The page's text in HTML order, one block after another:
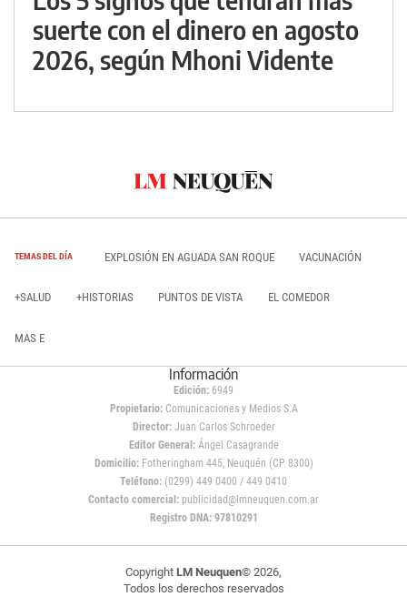
suerte con el dinero en agosto
2026, según Mhoni Vidente
TEMAS DEL DÍA EXPLOSIÓN EN AGUADA SAN ROQUE VACUNACIÓN
+SALUD +HISTORIAS PUNTOS DE VISTA EL COMEDOR
MAS E
Información
Edición: 6949
Propietario:Comunicaciones y Medios S.A
Director: Juan Carlos Schroeder
Editor General:Ángel Casagrande
Domicilio:Fotheringham 445, Neuquén (CP 8300)
Teléfono: (0299) 449 0400 / 449 0410
Contacto comercial: publicidad@lmneuquen.com.ar
Registro DNA: 97810291
Copyright LM Neuquen© 2026,
Todos los derechos reservados